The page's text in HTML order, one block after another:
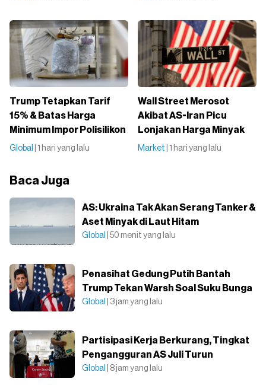
Trump Tetapkan Tarif
15% & Batas Harga
Minimum Impor Polisilikon
Global | 1 hari yang lalu
Wall Street Merosot
Akibat AS-Iran Picu
Lonjakan Harga Minyak
Market | 1 hari yang lalu
Baca Juga
AS: Ukraina Tak Akan Serang Tanker &
Aset Minyak di Laut Hitam
Global | 50 menit yang lalu
Penasihat Gedung Putih Bantah
Trump Tekan Warsh Soal Suku Bunga
Global | 3 jam yang lalu
Partisipasi Kerja Berkurang, Tingkat
Pengangguran AS Juli Turun
Global | 8 jam yang lalu